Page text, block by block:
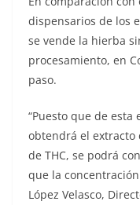
dispensarios de los
se vende la hierba
procesamiento, en
paso.
“Puesto que de
obtendrá el extracto
de THC, se podrá
que la
López Velasco,